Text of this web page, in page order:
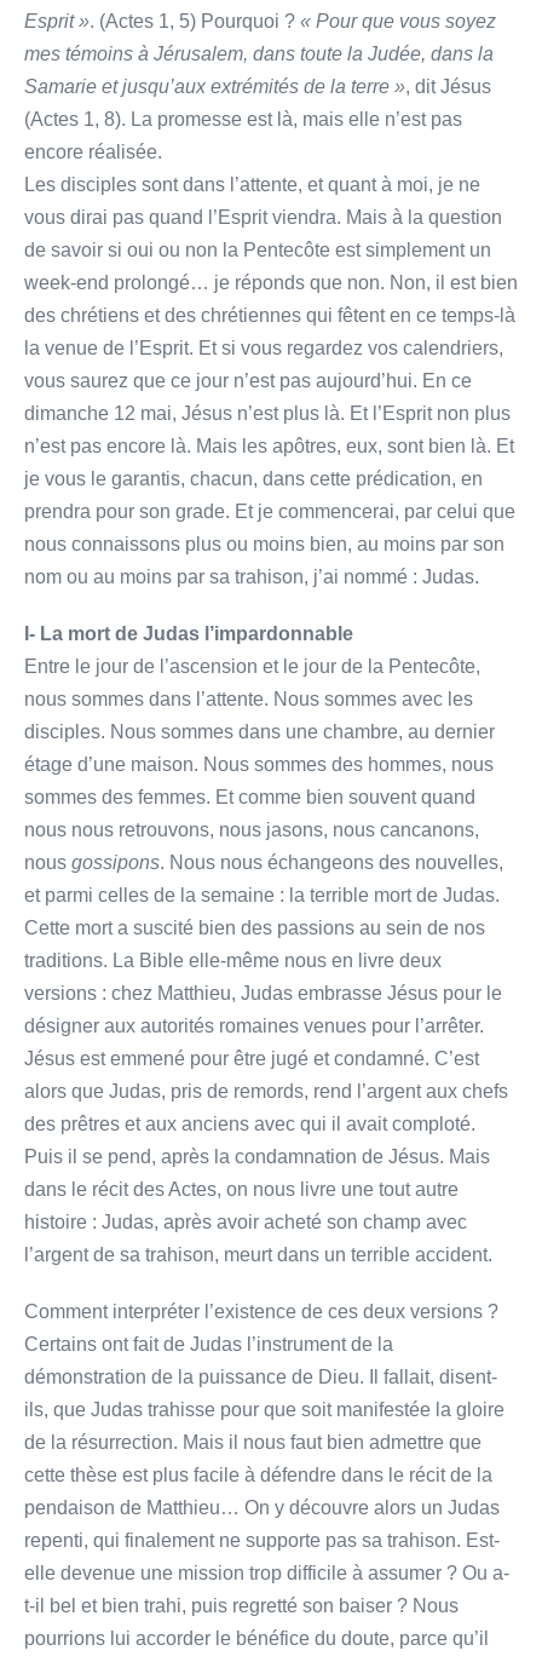
Esprit ». (Actes 1, 5) Pourquoi ? « Pour que vous soyez
mes témoins à Jérusalem, dans toute la Judée, dans la
Samarie et jusqu’aux extrémités de la terre », dit Jésus
(Actes 1, 8). La promesse est là, mais elle n’est pas
encore réalisée.
Les disciples sont dans l’attente, et quant à moi, je ne
vous dirai pas quand l’Esprit viendra. Mais à la question
de savoir si oui ou non la Pentecôte est simplement un
week-end prolongé… je réponds que non. Non, il est bien
des chrétiens et des chrétiennes qui fêtent en ce temps-là
la venue de l’Esprit. Et si vous regardez vos calendriers,
vous saurez que ce jour n’est pas aujourd’hui. En ce
dimanche 12 mai, Jésus n’est plus là. Et l’Esprit non plus
n’est pas encore là. Mais les apôtres, eux, sont bien là. Et
je vous le garantis, chacun, dans cette prédication, en
prendra pour son grade. Et je commencerai, par celui que
nous connaissons plus ou moins bien, au moins par son
nom ou au moins par sa trahison, j’ai nommé : Judas.
I- La mort de Judas l’impardonnable
Entre le jour de l’ascension et le jour de la Pentecôte,
nous sommes dans l’attente. Nous sommes avec les
disciples. Nous sommes dans une chambre, au dernier
étage d’une maison. Nous sommes des hommes, nous
sommes des femmes. Et comme bien souvent quand
nous nous retrouvons, nous jasons, nous cancanons,
nous gossipons. Nous nous échangeons des nouvelles,
et parmi celles de la semaine : la terrible mort de Judas.
Cette mort a suscité bien des passions au sein de nos
traditions. La Bible elle-même nous en livre deux
versions : chez Matthieu, Judas embrasse Jésus pour le
désigner aux autorités romaines venues pour l’arrêter.
Jésus est emmené pour être jugé et condamné. C’est
alors que Judas, pris de remords, rend l’argent aux chefs
des prêtres et aux anciens avec qui il avait comploté.
Puis il se pend, après la condamnation de Jésus. Mais
dans le récit des Actes, on nous livre une tout autre
histoire : Judas, après avoir acheté son champ avec
l’argent de sa trahison, meurt dans un terrible accident.
Comment interpréter l’existence de ces deux versions ?
Certains ont fait de Judas l’instrument de la
démonstration de la puissance de Dieu. Il fallait, disent-
ils, que Judas trahisse pour que soit manifestée la gloire
de la résurrection. Mais il nous faut bien admettre que
cette thèse est plus facile à défendre dans le récit de la
pendaison de Matthieu… On y découvre alors un Judas
repenti, qui finalement ne supporte pas sa trahison. Est-
elle devenue une mission trop difficile à assumer ? Ou a-
t-il bel et bien trahi, puis regretté son baiser ? Nous
pourrions lui accorder le bénéfice du doute, parce qu’il